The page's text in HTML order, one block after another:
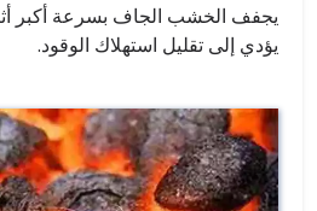
يجفف الخشب الجاف بسرعة أكبر
يؤدي إلى تقليل استهلاك الوقود.